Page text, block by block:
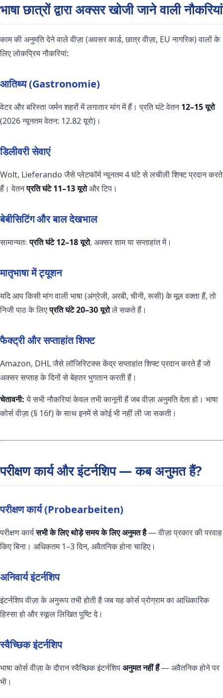
भाषा छात्रों द्वारा अक्सर खोजी जाने वाली नौकरियां
काम की अनुमति देने वाले वीज़ा (अवसर कार्ड, छात्र वीज़ा, EU नागरिक) वालों के
लिए लोकप्रिय नौकरियां:
आतिथ्य (Gastronomie)
वेटर और बरिस्ता जर्मन शहरों में लगातार मांग में हैं। प्रति घंटे वेतन12–15 यूरो
(2026 न्यूनतम वेतन: 12.82 यूरो)।
डिलीवरी सेवाएं
Wolt, Lieferando जैसे प्लेटफॉर्म न्यूनतम 4 घंटे से लचीली शिफ्ट प्रदान करते
हैं। वेतनप्रति घंटे 11–13 यूरोऔर टिप।
बेबीसिटिंग और बाल देखभाल
सामान्यतःप्रति घंटे 12–18 यूरो, अक्सर शाम या सप्ताहांत में।
मातृभाषा में ट्यूशन
यदि आप किसी मांग वाली भाषा (अंग्रेजी, अरबी, चीनी, रूसी) के मूल वक्ता हैं, तो
निजी पाठ के लिएप्रति घंटे 20–30 यूरोले सकते हैं।
फैक्ट्री और सप्ताहांत शिफ्ट
Amazon, DHL जैसे लॉजिस्टिक्स केंद्र सप्ताहांत शिफ्ट प्रदान करते हैं जो
अक्सर सप्ताह के दिनों से बेहतर भुगतान करती हैं।
चेतावनी:ये सभी नौकरियां केवल तभी कानूनी हैं जब वीज़ा अनुमति देता हो। भाषा
कोर्स वीज़ा (§ 16f) के साथ इनमें से कोई भी नहीं ली जा सकती।
परीक्षण कार्य और इंटर्नशिप — कब अनुमत हैं?
परीक्षण कार्य (Probearbeiten)
परीक्षण कार्यसभी के लिए थोड़े समय के लिए अनुमत है— वीज़ा प्रकार की परवाह
किए बिना। अधिकतम 1–3 दिन, अवैतनिक होना चाहिए।
अनिवार्य इंटर्नशिप
इंटर्नशिप वीज़ा के अनुरूप तभी होती है जब यह कोर्स प्रोग्राम का आधिकारिक
हिस्सा हो और स्कूल लिखित पुष्टि दे।
स्वैच्छिक इंटर्नशिप
भाषा कोर्स वीज़ा के दौरान स्वैच्छिक इंटर्नशिपअनुमत नहीं हैं— अवैतनिक होने पर
भी।